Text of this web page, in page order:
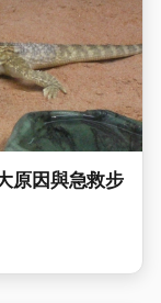
原因與急救步